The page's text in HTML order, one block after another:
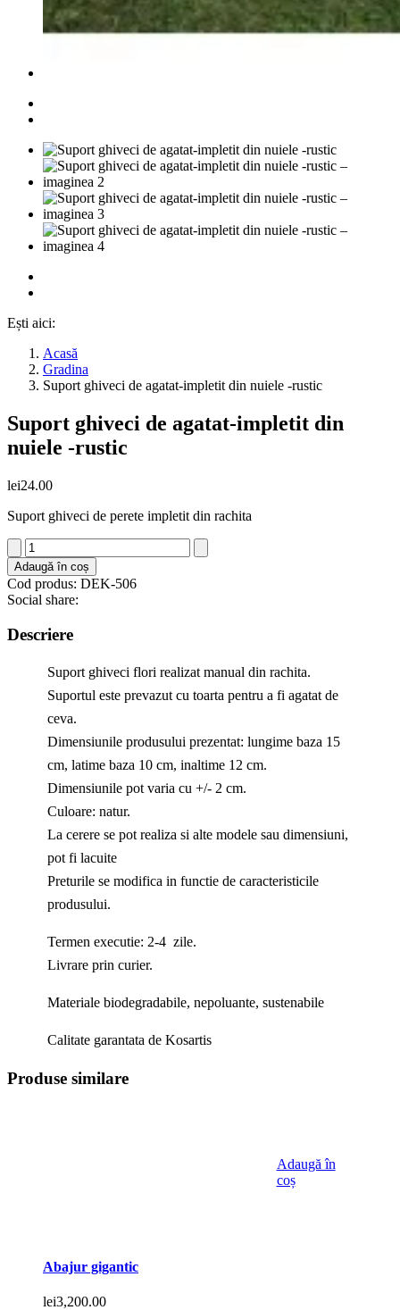
Ești aici:
Acasă
Gradina
Suport ghiveci de agatat-impletit din nuiele -rustic
Suport ghiveci de agatat-impletit din
nuiele -rustic
lei24.00
Suport ghiveci de perete impletit din rachita
Cantitate
Suport
ghiveci
de
agatat-
impletit
din
Adaugă în coș
Cod produs: DEK-506
Social share:
Descriere
Suport ghiveci flori realizat manual din rachita.
Suportul este prevazut cu toarta pentru a fi agatat de
ceva.
Dimensiunile produsului prezentat: lungime baza 15
cm, latime baza 10 cm, inaltime 12 cm.
Dimensiunile pot varia cu +/- 2 cm.
Culoare: natur.
La cerere se pot realiza si alte modele sau dimensiuni,
pot fi lacuite
​Preturile se modifica in functie de caracteristicile
produsului.
Termen executie: 2-4 zile.
Livrare prin curier.
Materiale biodegradabile, nepoluante, sustenabile
Calitate garantata de Kosartis
Produse similare
Adaugă în
coș
Abajur gigantic
lei3,200.00